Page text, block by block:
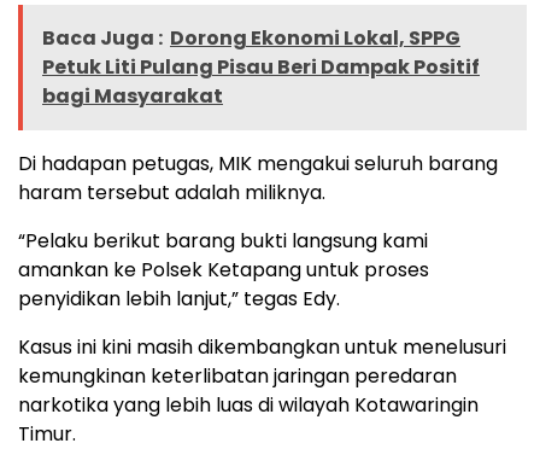
Baca Juga : Dorong Ekonomi Lokal, SPPG
Petuk Liti Pulang Pisau Beri Dampak Positif
bagi Masyarakat
Di hadapan petugas, MIK mengakui seluruh barang
haram tersebut adalah miliknya.
“Pelaku berikut barang bukti langsung kami
amankan ke Polsek Ketapang untuk proses
penyidikan lebih lanjut,” tegas Edy.
Kasus ini kini masih dikembangkan untuk menelusuri
kemungkinan keterlibatan jaringan peredaran
narkotika yang lebih luas di wilayah Kotawaringin
Timur.